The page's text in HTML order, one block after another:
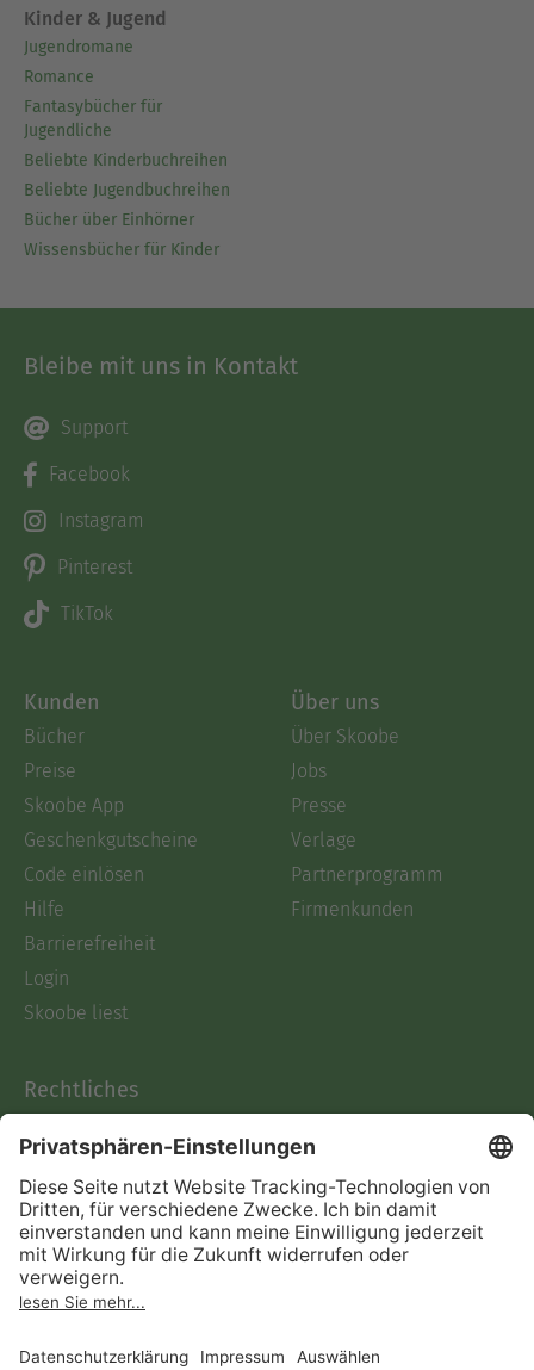
Kinder & Jugend
Jugendromane
Romance
Fantasybücher für
Jugendliche
Beliebte Kinderbuchreihen
Beliebte Jugendbuchreihen
Bücher über Einhörner
Wissensbücher für Kinder
Bleibe mit uns in Kontakt
Support
Facebook
Instagram
Pinterest
TikTok
Kunden
Bücher
Preise
Skoobe App
Geschenkgutscheine
Code einlösen
Hilfe
Barrierefreiheit
Login
Skoobe liest
Über uns
Über Skoobe
Jobs
Presse
Verlage
Partnerprogramm
Firmenkunden
Rechtliches
AGB
Informationen nach Data
Act
Verträge hier kündigen
Impressum